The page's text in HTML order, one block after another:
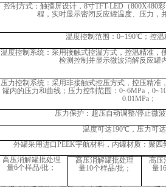
控制方式：触摸屏设计， 8寸TFT-LED（800X480
程，实时显示密闭反应罐温度、压力，
温度控制范围： 0~190℃；控温
温度控制系统：采用接触式控温方式，控温精准，
检测控制并显示微波消解反应罐
压力控制系统：采用非接触式控压方式，控压精准
罐内的压力和曲线；压力控制范围： 0~6MPa，
0.01MPa；
压力保护：超压自动调整/停止微
温度可达190℃，压力可达
外罐采用进口PEEK宇航材料，内罐材质：聚四
高压消解罐批处理
量6个样品/批；
高压消解罐批处理
量10个样品/批；
高压
量